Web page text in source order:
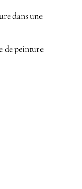
dans une
de peinture